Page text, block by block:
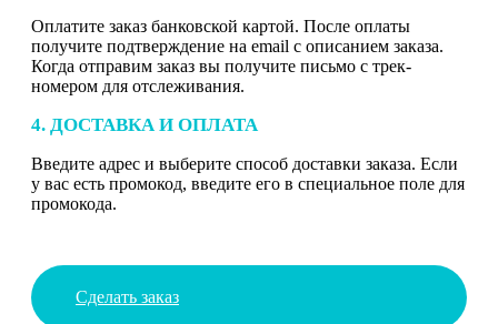
Оплатите заказ банковской картой. После оплаты
получите подтверждение на email с описанием заказа.
Когда отправим заказ вы получите письмо с трек-
номером для отслеживания.
4. ДОСТАВКА И ОПЛАТА
Введите адрес и выберите способ доставки заказа. Если
у вас есть промокод, введите его в специальное поле для
промокода.
Сделать заказ